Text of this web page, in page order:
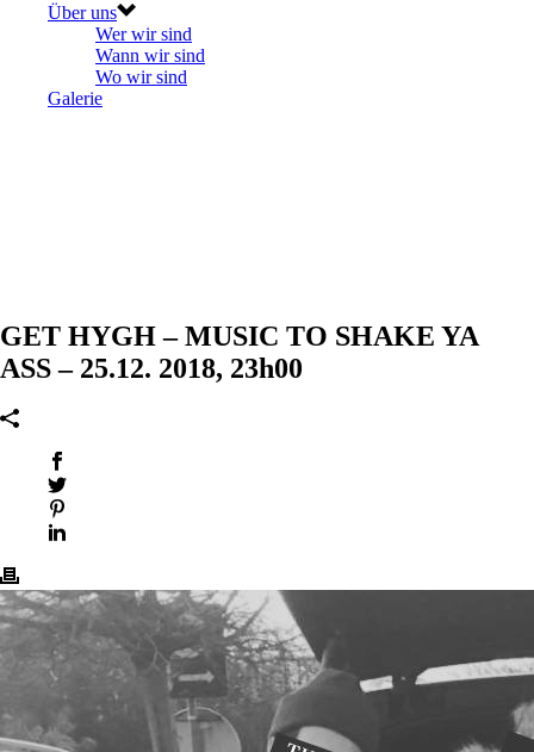
Über uns
Wer wir sind
Wann wir sind
Wo wir sind
Galerie
GET HYGH – MUSIC TO SHAKE YA
ASS – 25.12. 2018, 23h00